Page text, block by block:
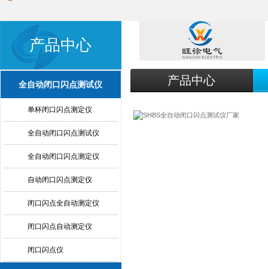
产品中心
全自动闭口闪点测试仪
单杯闭口闪点测定仪
全自动闭口闪点测试仪
全自动闭口闪点测定仪
自动闭口闪点测定仪
闭口闪点全自动测定仪
闭口闪点自动测定仪
闭口闪点仪
产品中心